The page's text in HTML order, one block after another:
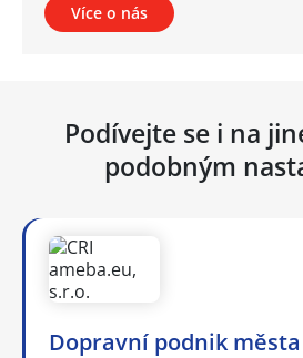
Více o nás
Podívejte se i na
podobným
Dopravní podnik města